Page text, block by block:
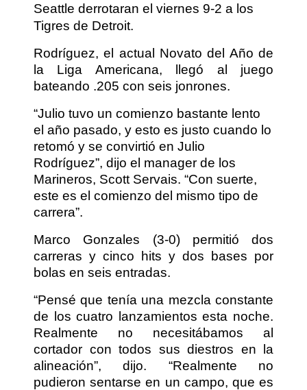
Seattle derrotaran el viernes 9-2 a los
Tigres de Detroit.
Rodríguez, el actual Novato del Año de
la Liga Americana, llegó al juego
bateando .205 con seis jonrones.
“Julio tuvo un comienzo bastante lento
el año pasado, y esto es justo cuando lo
retomó y se convirtió en Julio
Rodríguez”, dijo el manager de los
Marineros, Scott Servais. “Con suerte,
este es el comienzo del mismo tipo de
carrera”.
Marco Gonzales (3-0) permitió dos
carreras y cinco hits y dos bases por
bolas en seis entradas.
“Pensé que tenía una mezcla constante
de los cuatro lanzamientos esta noche.
Realmente no necesitábamos al
cortador con todos sus diestros en la
alineación”, dijo. “Realmente no
pudieron sentarse en un campo, que es